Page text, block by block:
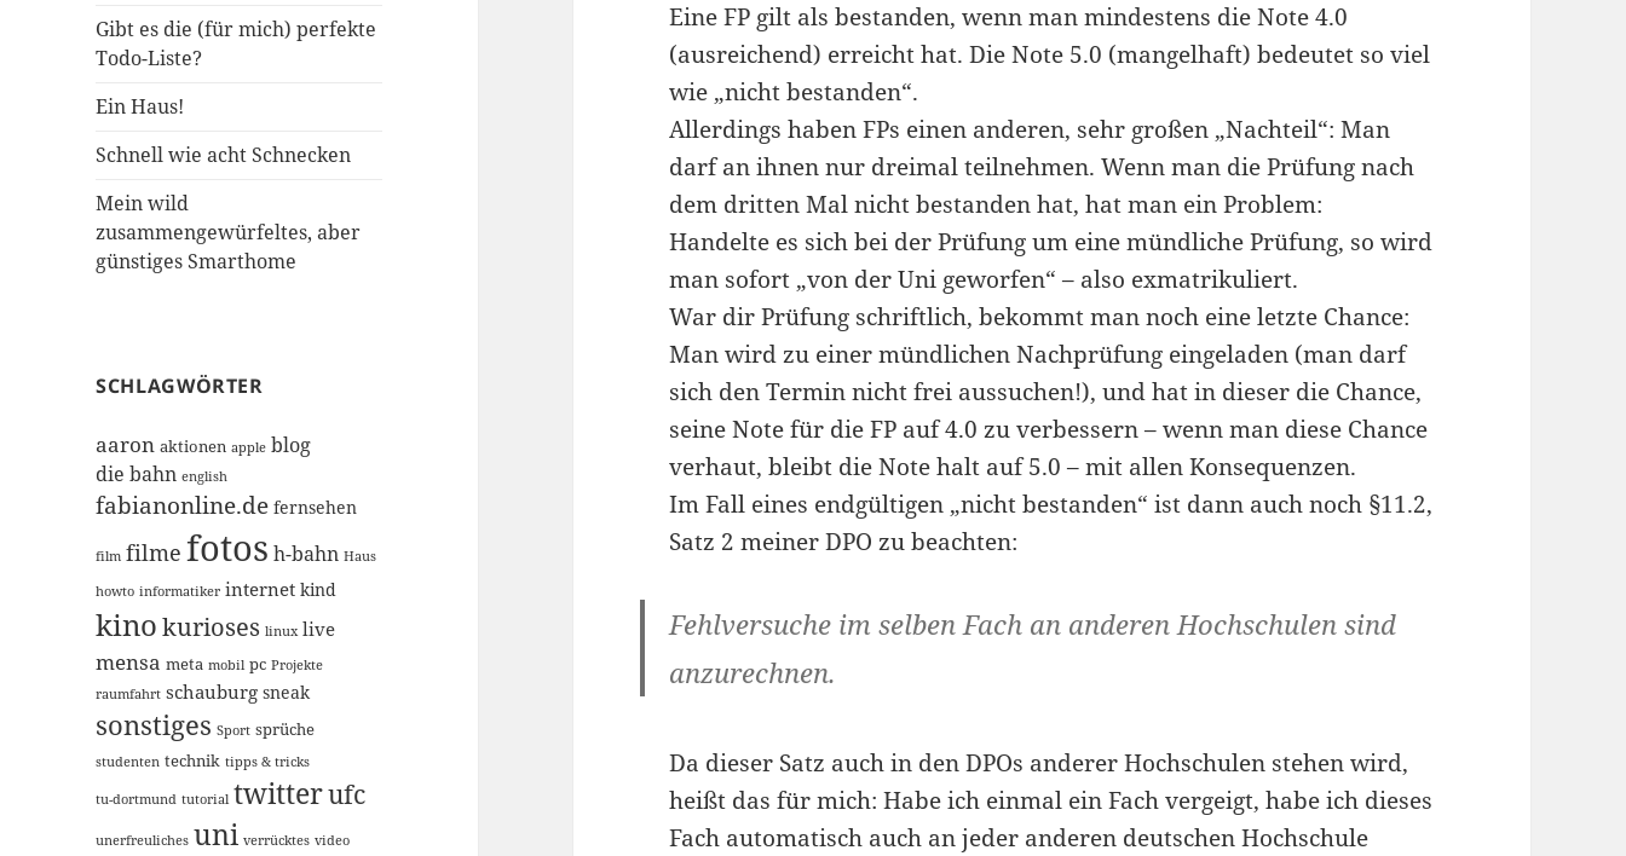
Gibt es die (für mich) perfekte
Todo-Liste?
Ein Haus!
Schnell wie acht Schnecken
Mein wild
zusammengewürfeltes, aber
günstiges Smarthome
SCHLAGWÖRTER
aaron aktionen apple blog
die bahn english
fabianonline.de fernsehen
film filme fotos h-bahn Haus
howto informatiker internet kind
kinokurioses linux live
mensa meta mobil pc Projekte
raumfahrt schauburg sneak
sonstiges Sport sprüche
studenten technik tipps & tricks
tu-dortmund tutorial twitterufc
unerfreuliches uni verrücktes video
Eine FP gilt als bestanden, wenn man mindestens die Note 4.0
(ausreichend) erreicht hat. Die Note 5.0 (mangelhaft) bedeutet so viel
wie „nicht bestanden“.
Allerdings haben FPs einen anderen, sehr großen „Nachteil“: Man
darf an ihnen nur dreimal teilnehmen. Wenn man die Prüfung nach
dem dritten Mal nicht bestanden hat, hat man ein Problem:
Handelte es sich bei der Prüfung um eine mündliche Prüfung, so wird
man sofort „von der Uni geworfen“ – also exmatrikuliert.
War dir Prüfung schriftlich, bekommt man noch eine letzte Chance:
Man wird zu einer mündlichen Nachprüfung eingeladen (man darf
sich den Termin nicht frei aussuchen!), und hat in dieser die Chance,
seine Note für die FP auf 4.0 zu verbessern – wenn man diese Chance
verhaut, bleibt die Note halt auf 5.0 – mit allen Konsequenzen.
Im Fall eines endgültigen „nicht bestanden“ ist dann auch noch §11.2,
Satz 2 meiner DPO zu beachten:
Fehlversuche im selben Fach an anderen Hochschulen sind
anzurechnen.
Da dieser Satz auch in den DPOs anderer Hochschulen stehen wird,
heißt das für mich: Habe ich einmal ein Fach vergeigt, habe ich dieses
Fach automatisch auch an jeder anderen deutschen Hochschule